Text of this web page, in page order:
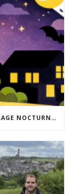
ACCEPTABILITÉ SOCIALE DE L’ÉCLAIRAGE NOCTURNE : LE REPLAY EST DISPONIBLE